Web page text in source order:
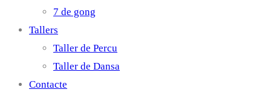
7 de gong
Tallers
Taller de Percu
Taller de Dansa
Contacte